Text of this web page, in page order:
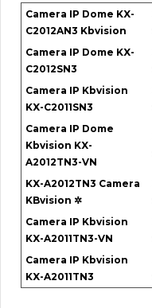
Camera IP Dome KX-
C2012AN3 Kbvision
Camera IP Dome KX-
C2012SN3
Camera IP Kbvision
KX-C2011SN3
Camera IP Dome
Kbvision KX-
A2012TN3-VN
KX-A2012TN3 Camera
KBvision ✲
Camera IP Kbvision
KX-A2011TN3-VN
Camera IP Kbvision
KX-A2011TN3